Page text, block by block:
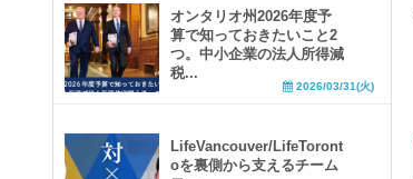
オンタリオ州2026年度予
算で知っておきたいこと2
つ。中小企業の法人所得減
税...
2026/03/31(火)
LifeVancouver/LifeToront
oを裏側から支えるチーム